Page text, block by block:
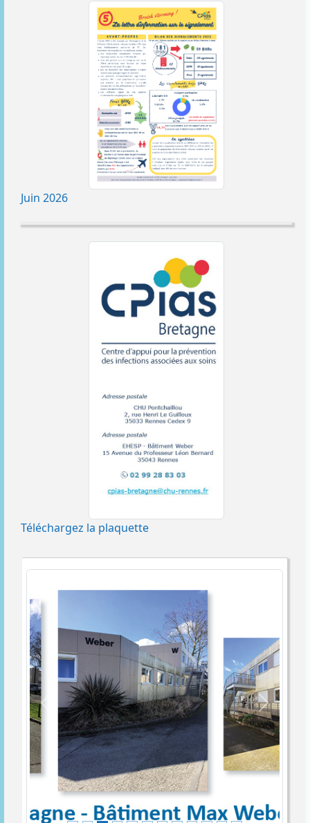
Juin 2026
Téléchargez la plaquette
Précédent Suivant